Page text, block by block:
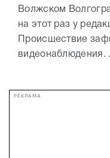
Волжском
на этот раз у
Происшествие
видеонаблюдения.
РЕКЛАМА